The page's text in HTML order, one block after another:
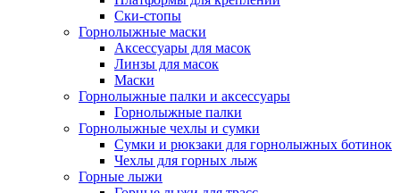
Ски-стопы
Горнолыжные маски
Аксессуары для масок
Линзы для масок
Маски
Горнолыжные палки и аксессуары
Горнолыжные палки
Горнолыжные чехлы и сумки
Сумки и рюкзаки для горнолыжных ботинок
Чехлы для горных лыж
Горные лыжи